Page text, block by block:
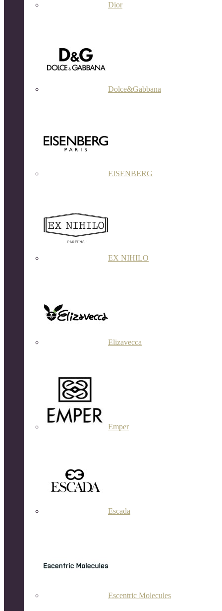
Dior
Dolce&Gabbana
EISENBERG
EX NIHILO
Elizavecca
Emper
Escada
Escentric Molecules